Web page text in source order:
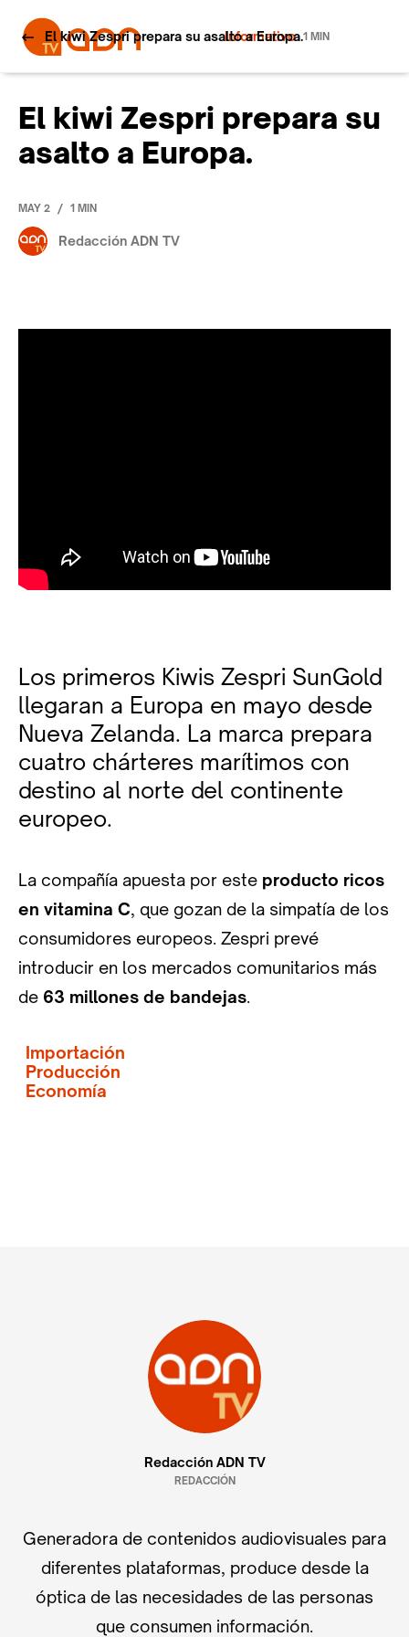
Informativo
El kiwi Zespri prepara su asalto a Europa.1 MIN
El kiwi Zespri prepara su
asalto a Europa.
MAY 2 / 1 MIN
Redacción ADN TV
Los primeros Kiwis Zespri SunGold
llegaran a Europa en mayo desde
Nueva Zelanda. La marca prepara
cuatro chárteres marítimos con
destino al norte del continente
europeo.
La compañía apuesta por este producto ricos
en vitamina C, que gozan de la simpatía de los
consumidores europeos. Zespri prevé
introducir en los mercados comunitarios más
de 63 millones de bandejas.
Importación
Producción
Economía
Redacción ADN TV
REDACCIÓN
Generadora de contenidos audiovisuales para
diferentes plataformas, produce desde la
óptica de las necesidades de las personas
que consumen información.